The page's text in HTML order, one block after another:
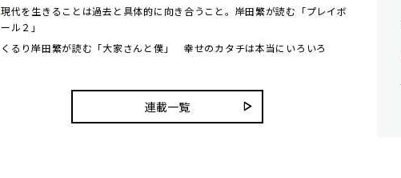
現代を生きることは過去と具体的に向き合うこと。岸田繁が読む「プレイボ
ール２」
くるり岸田繁が読む「大家さんと僕」 幸せのカタチは本当にいろいろ
連載一覧